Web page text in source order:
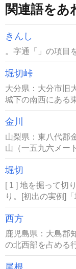
関連語をあ
きんし
。字通「」の項目
堀切峠
大分県：大分市旧
城下の南西にある
金川
山梨県：東八代郡
山（一五九六メー
堀切
[ 1 ] 地を掘って切
り。[初出の実例]
西方
鹿児島県：大島郡
の北西部を占める
尾根